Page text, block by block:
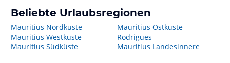
Beliebte Urlaubsregionen
Mauritius Nordküste
Mauritius Westküste
Mauritius Südküste
Mauritius Ostküste
Rodrigues
Mauritius Landesinnere